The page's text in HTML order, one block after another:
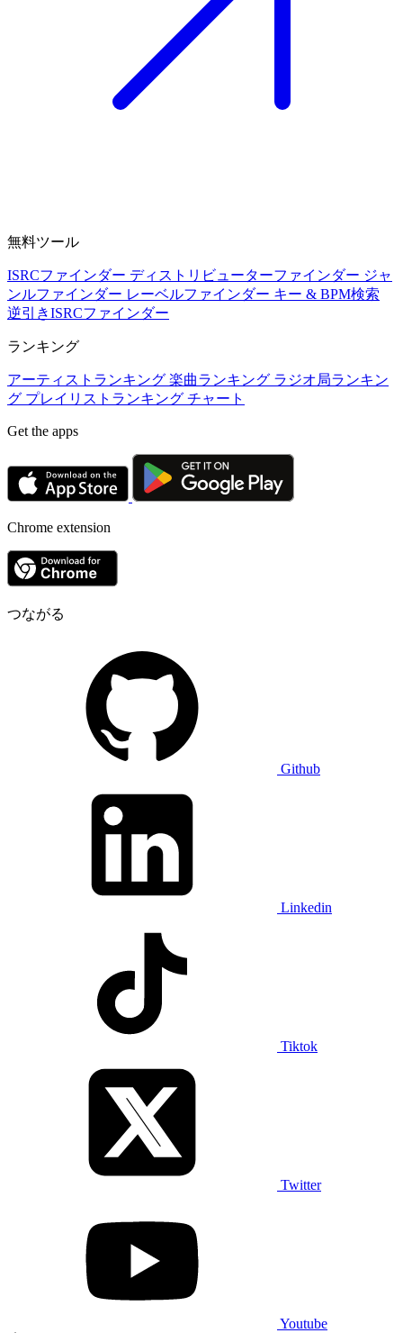
無料ツール
ISRCファインダー ディストリビューターファインダー ジャ
ンルファインダー レーベルファインダー キー & BPM検索
逆引きISRCファインダー
ランキング
アーティストランキング 楽曲ランキング ラジオ局ランキン
グ プレイリストランキング チャート
Get the apps
Chrome extension
つながる
Github
Linkedin
Tiktok
Twitter
Youtube